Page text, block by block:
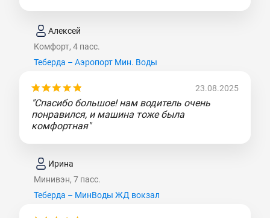
Алексей
Комфорт, 4 пасс.
Теберда – Аэропорт Мин. Воды
23.08.2025
"Спасибо большое! нам водитель очень
понравился, и машина тоже была
комфортная"
Ирина
Минивэн, 7 пасс.
Теберда – МинВоды ЖД вокзал